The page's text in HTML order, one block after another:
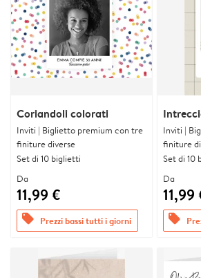
Coriandoli colorati
Inviti | Biglietto premium con tre
finiture diverse
Set di 10 biglietti
Da
11,99 €
offers Prezzi bassi tutti i giorni
Inviti |
finiture
Set di 10
Da
11,99
offers